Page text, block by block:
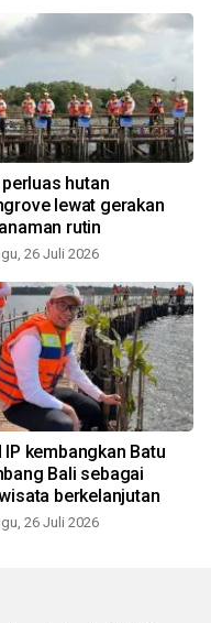
perluas hutan
lewat gerakan
rutin
26 Juli 2026
IP kembangkan Batu
Bali sebagai
berkelanjutan
26 Juli 2026